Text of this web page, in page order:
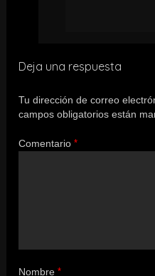
Deja una respuesta
Tu dirección de correo
campos obligatorios están
Comentario*
Nombre*